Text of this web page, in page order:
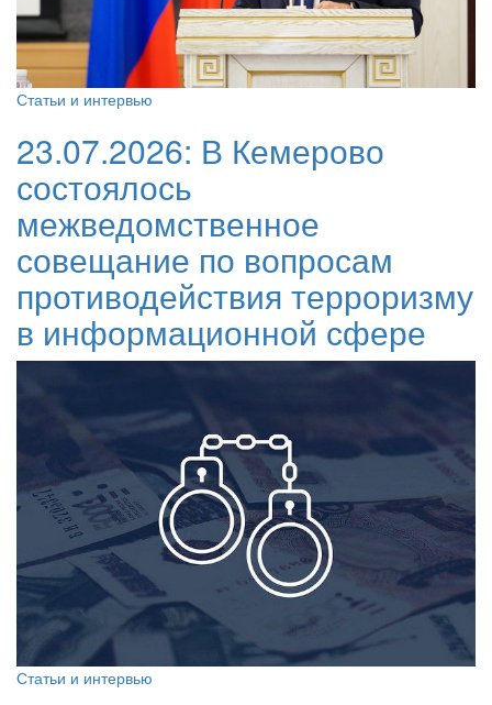
Статьи и интервью
23.07.2026: В Кемерово
состоялось
межведомственное
совещание по вопросам
противодействия терроризму
в информационной сфере
Статьи и интервью